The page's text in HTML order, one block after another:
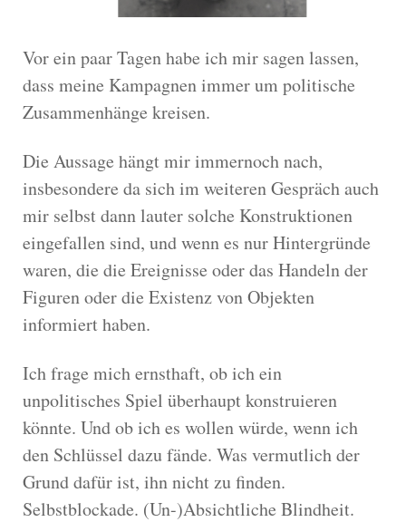
Vor ein paar Tagen habe ich mir sagen lassen,
dass meine Kampagnen immer um politische
Zusammenhänge kreisen.
Die Aussage hängt mir immernoch nach,
insbesondere da sich im weiteren Gespräch auch
mir selbst dann lauter solche Konstruktionen
eingefallen sind, und wenn es nur Hintergründe
waren, die die Ereignisse oder das Handeln der
Figuren oder die Existenz von Objekten
informiert haben.
Ich frage mich ernsthaft, ob ich ein
unpolitisches Spiel überhaupt konstruieren
könnte. Und ob ich es wollen würde, wenn ich
den Schlüssel dazu fände. Was vermutlich der
Grund dafür ist, ihn nicht zu finden.
Selbstblockade. (Un-)Absichtliche Blindheit.